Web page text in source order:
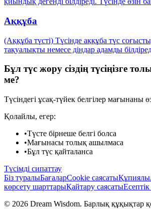
Аққұба
(Аққұба түсті) Түсінде аққұба түс
тақуалықты немесе діндар адамды
Бұл түс жору сіздің түсіңізге
ме?
Түсіндегі ұсақ-түйек белгілер мағынаны
Қолайлы, егер:
•Түсте бірнеше белгі болса
•Мағынасы толық ашылмаса
•Бұл түс қайталанса
Түсімді сипаттау
Біз туралыБағаларCookie саясаты
көрсету шарттарыҚайтару саясаты
© 2026 Dream Wisdom. Барлық құқықтар